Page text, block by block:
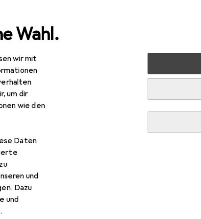
Wahl.
wir mit
um dir
wie den
Daten
und
Dazu
und
Peripherie BenQ